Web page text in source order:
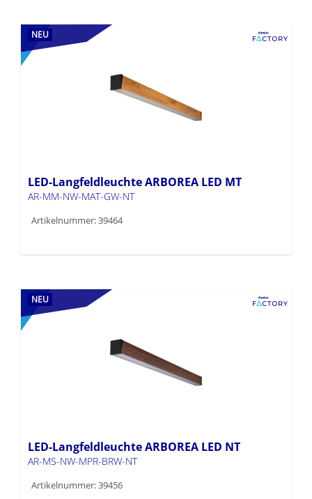
NEU
LED-Langfeldleuchte ARBOREA LED MT
AR-MM-NW-MAT-GW-NT
Artikelnummer: 39464
NEU
LED-Langfeldleuchte ARBOREA LED NT
AR-MS-NW-MPR-BRW-NT
Artikelnummer: 39456